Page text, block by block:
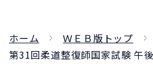
ホーム
ＷＥＢ版トップ
第31回柔道整復師国家試験 午